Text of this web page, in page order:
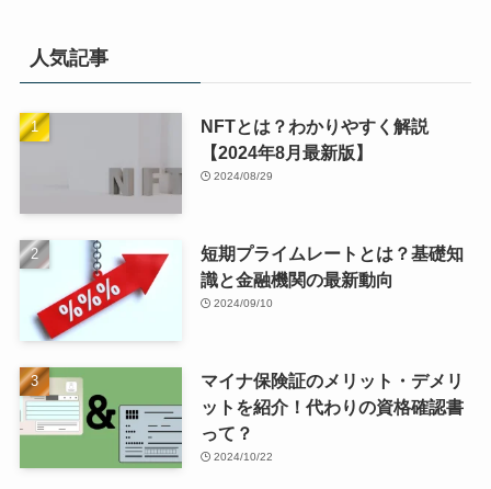
人気記事
NFTとは？わかりやすく解説
【2024年8月最新版】
2024/08/29
短期プライムレートとは？基礎知
識と金融機関の最新動向
2024/09/10
マイナ保険証のメリット・デメリ
ットを紹介！代わりの資格確認書
って？
2024/10/22